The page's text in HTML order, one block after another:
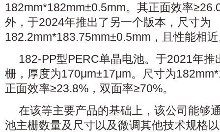
182mm*182mm±0.5mm。其正面效率
外，于2024年推出了另一个版本，尺寸为
182.2mm*183.75mm±0.5mm，且性能相
182-PP型PERC单晶电池。于2021年推
栅，厚度为170μm±17μm。尺寸为
正面效率≥23.8%，双面率≥70%。
在该等主要产品的基础上，该公司能够
池主栅数量及尺寸以及微调其他技术规格